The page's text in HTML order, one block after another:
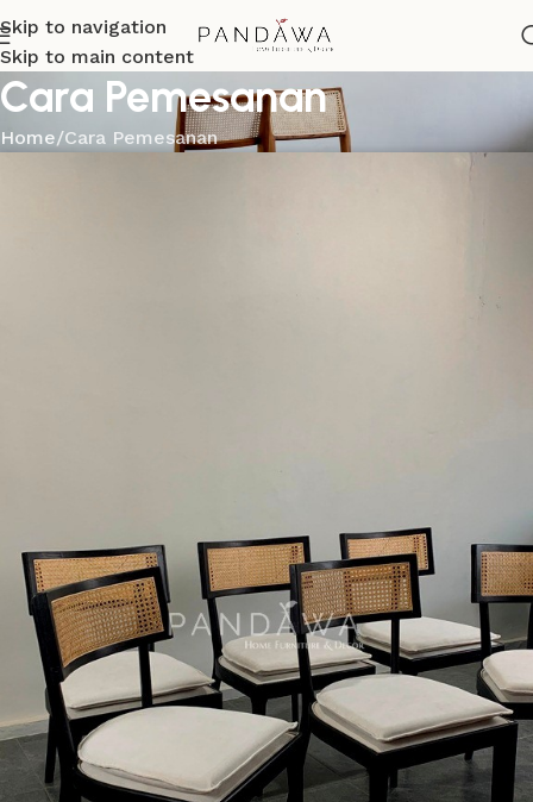
Skip to navigation
Skip to main content
Cara Pemesanan
Home Cara Pemesanan